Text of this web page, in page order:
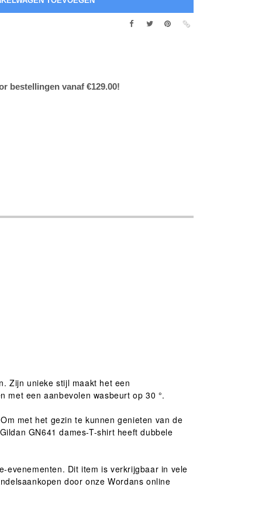
bestellingen vanaf €129.00!
Zijn unieke stijl maakt het een
met een aanbevolen wasbeurt op 30 °.
met het gezin te kunnen genieten van de
GN641 dames-T-shirt heeft dubbele
evenementen. Dit item is verkrijgbaar in vele
door onze Wordans online